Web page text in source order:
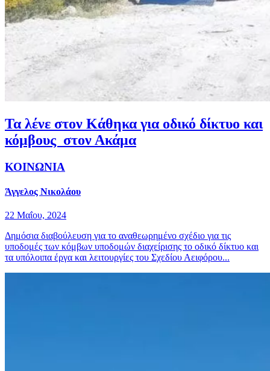
Τα λένε στον Κάθηκα για οδικό δίκτυο και
κόμβους στον Ακάμα
ΚΟΙΝΩΝΙΑ
Άγγελος Νικολάου
22 Μαΐου, 2024
Δημόσια διαβούλευση για το αναθεωρημένο σχέδιο για τις
υποδομές των κόμβων υποδομών διαχείρισης το οδικό δίκτυο και
τα υπόλοιπα έργα και λειτουργίες του Σχεδίου Αειφόρου...